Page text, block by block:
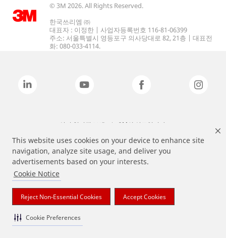
This website uses cookies on your device to enhance site
navigation, analyze site usage, and deliver you
advertisements based on your interests.
Cookie Notice
Reject Non-Essential Cookies Accept Cookies
Cookie Preferences
© 3M 2026. All Rights Reserved.
한국쓰리엠 ㈜
대표자 : 이정한 | 사업자등록번호 116-81-06399
주소: 서울특별시 영등포구 의사당대로 82, 21층 | 대표전
화: 080-033-4114.
상기 열거된 브랜드는 3M의 상표입니다.